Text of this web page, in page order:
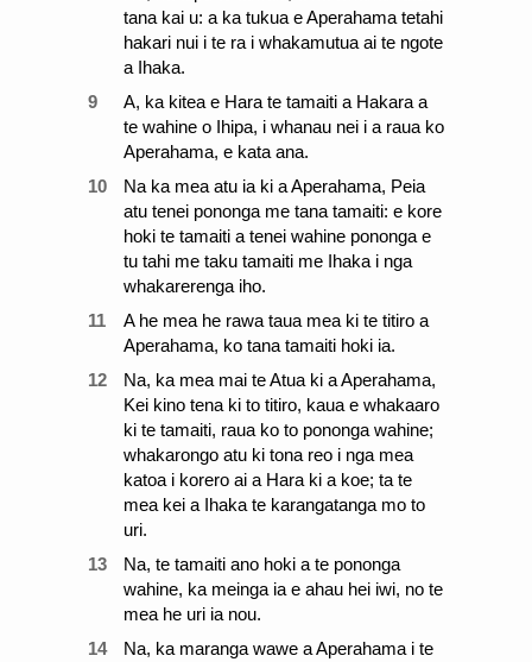
tana kai u: a ka tukua e Aperahama tetahi
hakari nui i te ra i whakamutua ai te ngote
a Ihaka.
9
A, ka kitea e Hara te tamaiti a Hakara a
te wahine o Ihipa, i whanau nei i a raua ko
Aperahama, e kata ana.
10
Na ka mea atu ia ki a Aperahama, Peia
atu tenei pononga me tana tamaiti: e kore
hoki te tamaiti a tenei wahine pononga e
tu tahi me taku tamaiti me Ihaka i nga
whakarerenga iho.
11
A he mea he rawa taua mea ki te titiro a
Aperahama, ko tana tamaiti hoki ia.
12
Na, ka mea mai te Atua ki a Aperahama,
Kei kino tena ki to titiro, kaua e whakaaro
ki te tamaiti, raua ko to pononga wahine;
whakarongo atu ki tona reo i nga mea
katoa i korero ai a Hara ki a koe; ta te
mea kei a Ihaka te karangatanga mo to
uri.
13
Na, te tamaiti ano hoki a te pononga
wahine, ka meinga ia e ahau hei iwi, no te
mea he uri ia nou.
14
Na, ka maranga wawe a Aperahama i te